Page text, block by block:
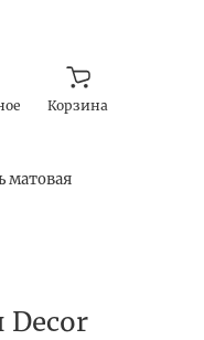
Корзина
матовая
Decor